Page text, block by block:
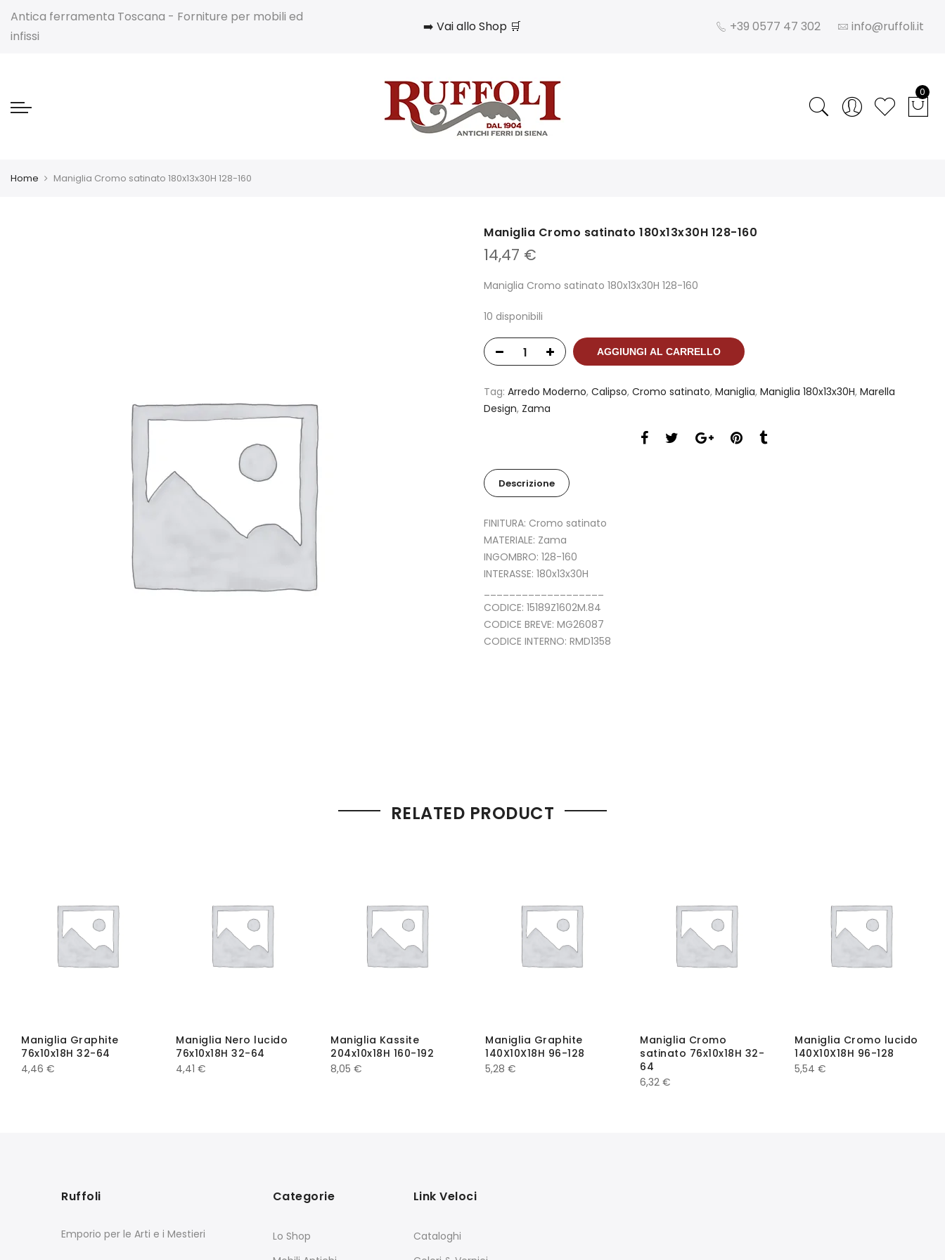
Antica ferramenta Toscana - Forniture per mobili ed
infissi
➡️ Vai allo Shop 🛒 +39 0577 47 302 info@ruffoli.it
0
Home Maniglia Cromo satinato 180x13x30H 128-160
Maniglia Cromo satinato 180x13x30H 128-160
14,47 €
Maniglia Cromo satinato 180x13x30H 128-160
10 disponibili
AGGIUNGI AL CARRELLO
Tag: Arredo Moderno, Calipso, Cromo satinato, Maniglia, Maniglia 180x13x30H, Marella
Design, Zama
Descrizione
FINITURA: Cromo satinato
MATERIALE: Zama
INGOMBRO: 128-160
INTERASSE: 180x13x30H
CODICE: 15189Z1602M.84
CODICE BREVE: MG26087
CODICE INTERNO: RMD1358
RELATED PRODUCT
Maniglia Graphite
76x10x18H 32-64
4,46 €
Maniglia Nero lucido
76x10x18H 32-64
4,41 €
Maniglia Kassite
204x10x18H 160-192
8,05 €
Maniglia Graphite
140X10X18H 96-128
5,28 €
Maniglia Cromo
satinato 76x10x18H 32-
64
6,32 €
Maniglia Cromo lucido
140X10X18H 96-128
5,54 €
Ruffoli
Emporio per le Arti e i Mestieri
Categorie
Lo Shop
Link Veloci
Cataloghi